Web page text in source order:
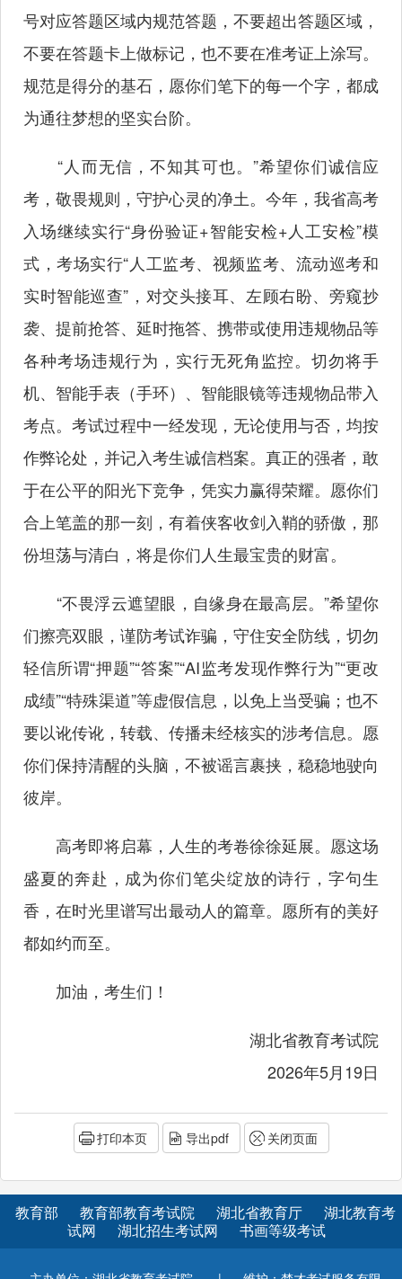
号对应答题区域内规范答题，不要超出答题区域，
不要在答题卡上做标记，也不要在准考证上涂写。
规范是得分的基石，愿你们笔下的每一个字，都成
为通往梦想的坚实台阶。
“人而无信，不知其可也。”希望你们诚信应
考，敬畏规则，守护心灵的净土。今年，我省高考
入场继续实行“身份验证+智能安检+人工安检”模
式，考场实行“人工监考、视频监考、流动巡考和
实时智能巡查”，对交头接耳、左顾右盼、旁窥抄
袭、提前抢答、延时拖答、携带或使用违规物品等
各种考场违规行为，实行无死角监控。切勿将手
机、智能手表（手环）、智能眼镜等违规物品带入
考点。考试过程中一经发现，无论使用与否，均按
作弊论处，并记入考生诚信档案。真正的强者，敢
于在公平的阳光下竞争，凭实力赢得荣耀。愿你们
合上笔盖的那一刻，有着侠客收剑入鞘的骄傲，那
份坦荡与清白，将是你们人生最宝贵的财富。
“不畏浮云遮望眼，自缘身在最高层。”希望你
们擦亮双眼，谨防考试诈骗，守住安全防线，切勿
轻信所谓“押题”“答案”“AI监考发现作弊行为”“更改
成绩”“特殊渠道”等虚假信息，以免上当受骗；也不
要以讹传讹，转载、传播未经核实的涉考信息。愿
你们保持清醒的头脑，不被谣言裹挟，稳稳地驶向
彼岸。
高考即将启幕，人生的考卷徐徐延展。愿这场
盛夏的奔赴，成为你们笔尖绽放的诗行，字句生
香，在时光里谱写出最动人的篇章。愿所有的美好
都如约而至。
加油，考生们！
湖北省教育考试院
2026年5月19日
打印本页 导出pdf 关闭页面
教育部 教育部教育考试院 湖北省教育厅
湖北教育考
试网
湖北招生考试网 书画等级考试